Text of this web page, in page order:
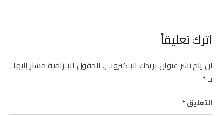
اترك تعليقاً
لن يتم نشر عنوان بريدك الإلكتروني. الحقول الإلزامية مشار إليها
بـ*
التعليق*